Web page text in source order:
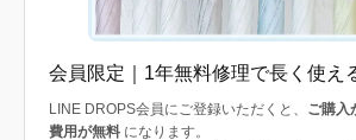
会員限定｜1年無料修理で長く使え
LINE DROPS会員にご登録いただくと、 ご購入
費用が無料 になります。